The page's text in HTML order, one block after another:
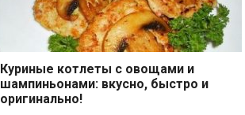
Вторые блюда
Куриные котлеты с овощами и
шампиньонами: вкусно, быстро и
оригинально!